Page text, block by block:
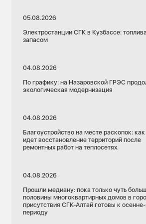
05.08.2026
Электростанции СГК в Кузбассе:
запасом
04.08.2026
По графику: на Назаровской ГРЭС
экологическая модернизация
04.08.2026
Благоустройство на месте раскопок:
идет восстановление территорий после
ремонтных работ на теплосетях.
04.08.2026
Прошли медиану: пока только чуть
половины многоквартирных домов в
присутствия СГК-Алтай готовы к
периоду